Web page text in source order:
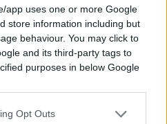
app uses one or more Google
store information including but
behaviour. You may click to
and its third-party tags to
purposes in below Google
Opt Outs
travolgendo
Ceuta
più inquietante. Mentre
un alloggio e le